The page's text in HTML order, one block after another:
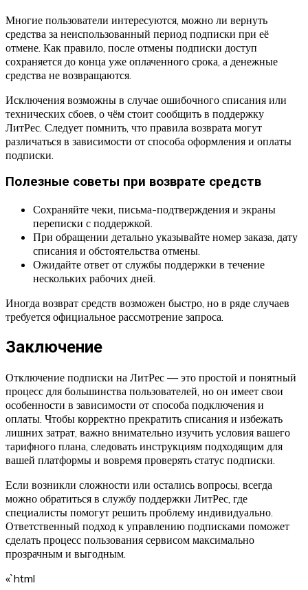
Многие пользователи интересуются, можно ли вернуть
средства за неиспользованный период подписки при её
отмене. Как правило, после отмены подписки доступ
сохраняется до конца уже оплаченного срока, а денежные
средства не возвращаются.
Исключения возможны в случае ошибочного списания или
технических сбоев, о чём стоит сообщить в поддержку
ЛитРес. Следует помнить, что правила возврата могут
различаться в зависимости от способа оформления и оплаты
подписки.
Полезные советы при возврате средств
Сохраняйте чеки, письма-подтверждения и экраны
переписки с поддержкой.
При обращении детально указывайте номер заказа, дату
списания и обстоятельства отмены.
Ожидайте ответ от службы поддержки в течение
нескольких рабочих дней.
Иногда возврат средств возможен быстро, но в ряде случаев
требуется официальное рассмотрение запроса.
Заключение
Отключение подписки на ЛитРес — это простой и понятный
процесс для большинства пользователей, но он имеет свои
особенности в зависимости от способа подключения и
оплаты. Чтобы корректно прекратить списания и избежать
лишних затрат, важно внимательно изучить условия вашего
тарифного плана, следовать инструкциям подходящим для
вашей платформы и вовремя проверять статус подписки.
Если возникли сложности или остались вопросы, всегда
можно обратиться в службу поддержки ЛитРес, где
специалисты помогут решить проблему индивидуально.
Ответственный подход к управлению подписками поможет
сделать процесс пользования сервисом максимально
прозрачным и выгодным.
«`html